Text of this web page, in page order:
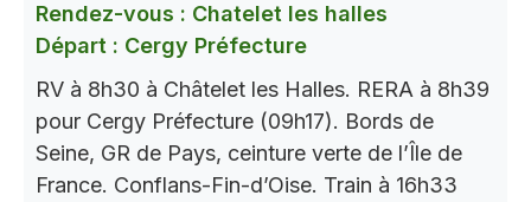
Rendez-vous : Chatelet les halles
Départ : Cergy Préfecture
RV à 8h30 à Châtelet les Halles. RERA à 8h39
pour Cergy Préfecture (09h17). Bords de
Seine, GR de Pays, ceinture verte de l’Île de
France. Conflans-Fin-d’Oise. Train à 16h33